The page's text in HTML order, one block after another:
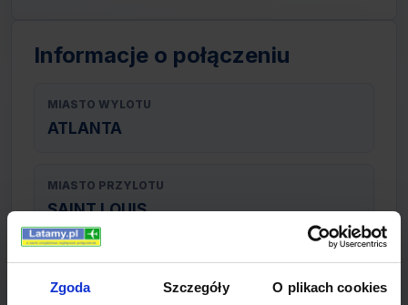
Zgoda Szczegóły O plikach cookies
Informacje o połączeniu
MIASTO WYLOTU
ATLANTA
MIASTO PRZYLOTU
SAINT LOUIS
TYP POŁĄCZENIA
bezpośrednie